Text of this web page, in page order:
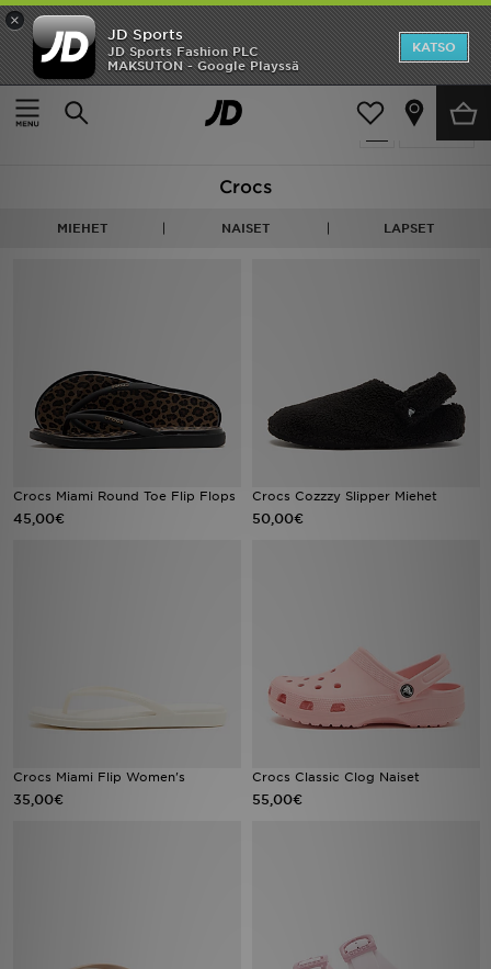
×
JD Sports
JD Sports Fashion PLC
MAKSUTON - Google Playssä
KATSO
Etusivu
Crocs
Suodata
48 tuotetta
Crocs
MIEHET NAISET LAPSET
Crocs Miami Round Toe Flip Flops
45,00€
Crocs Cozzzy Slipper Miehet
50,00€
Crocs Miami Flip Women's
35,00€
Crocs Classic Clog Naiset
55,00€
Etusivu
Ale
Miehet
Tuotemerkit
Inspiroidu
Jalkapallo